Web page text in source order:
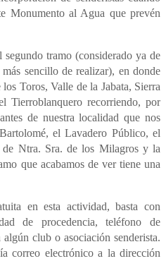
Monumento al Agua que prevén
tramo (considerado ya de
sencillo de realizar), en donde
Toros, Valle de la Jabata, Sierra
Tierroblanquero recorriendo, por
de nuestra localidad que nos
el Lavadero Público, el
Ntra. Sra. de los Milagros y la
que acabamos de ver tiene una
en esta actividad, basta con
de procedencia, teléfono de
club o asociación senderista.
correo electrónico a la dirección